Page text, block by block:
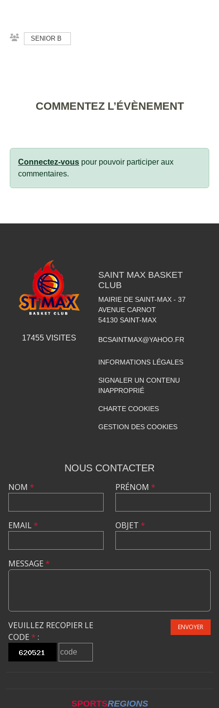
SENIOR B
COMMENTEZ L’ÉVÈNEMENT
Connectez-vous pour pouvoir participer aux
commentaires.
17455VISITES
SAINT MAX BASKET
CLUB
MAIRIE DE SAINT-MAX - 37
AVENUE CARNOT
54130 SAINT-MAX
BCSAINTMAX@YAHOO.FR
INFORMATIONS LÉGALES
SIGNALER UN CONTENU
INAPPROPRIÉ
CHARTE COOKIES
GESTION DES COOKIES
NOUS CONTACTER
NOM *
EMAIL*
PRÉNOM *
OBJET *
MESSAGE *
VEUILLEZ RECOPIER LE
CODE * :
ENVOYER
SPORTSREGIONS